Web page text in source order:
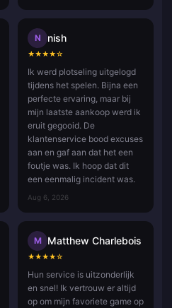
N nish
★★★★☆
Ik werd plotseling uitgelogd
tijdens het spelen. Bijna een
perfecte ervaring, maar bij
mijn laatste aankoop werd ik
eruit gegooid. De
klantenservice bood excuses
aan en gaf aan dat het een
foutje was. Ik hoop dat dit
een eenmalig incident was.
Aug 6, 2026
M Matthew Charlebois
★★★★☆
Hun service is uitzonderlijk
en snel! Ik vertrouw er altijd
op om mijn favoriete game op